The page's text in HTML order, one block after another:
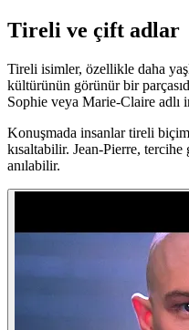
Tireli ve çift adlar
Tireli isimler, özellikle daha
kültürünün görünür bir
Sophie veya Marie-Claire adlı
Konuşmada insanlar tireli
kısaltabilir. Jean-Pierre,
anılabilir.